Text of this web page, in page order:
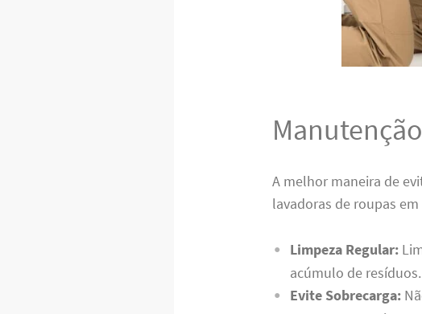
A melhor maneira de
lavadoras de roupas
Limpeza Regular:
acúmulo de resíduos.
Evite Sobrecarga: